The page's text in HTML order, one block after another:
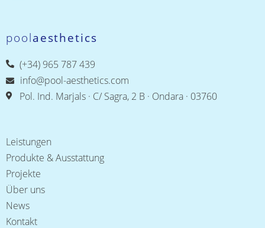
poolaesthetics
(+34) 965 787 439
info@pool-aesthetics.com
Pol. Ind. Marjals · C/ Sagra, 2 B · Ondara · 03760
Leistungen
Produkte & Ausstattung
Projekte
Über uns
News
Kontakt